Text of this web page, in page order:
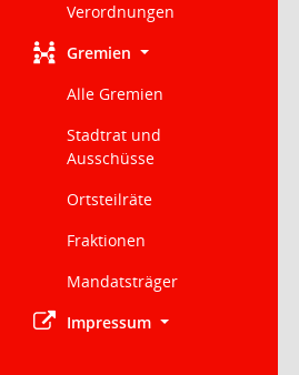
Verordnungen
Gremien
Alle Gremien
Stadtrat und
Ausschüsse
Ortsteilräte
Fraktionen
Mandatsträger
Impressum